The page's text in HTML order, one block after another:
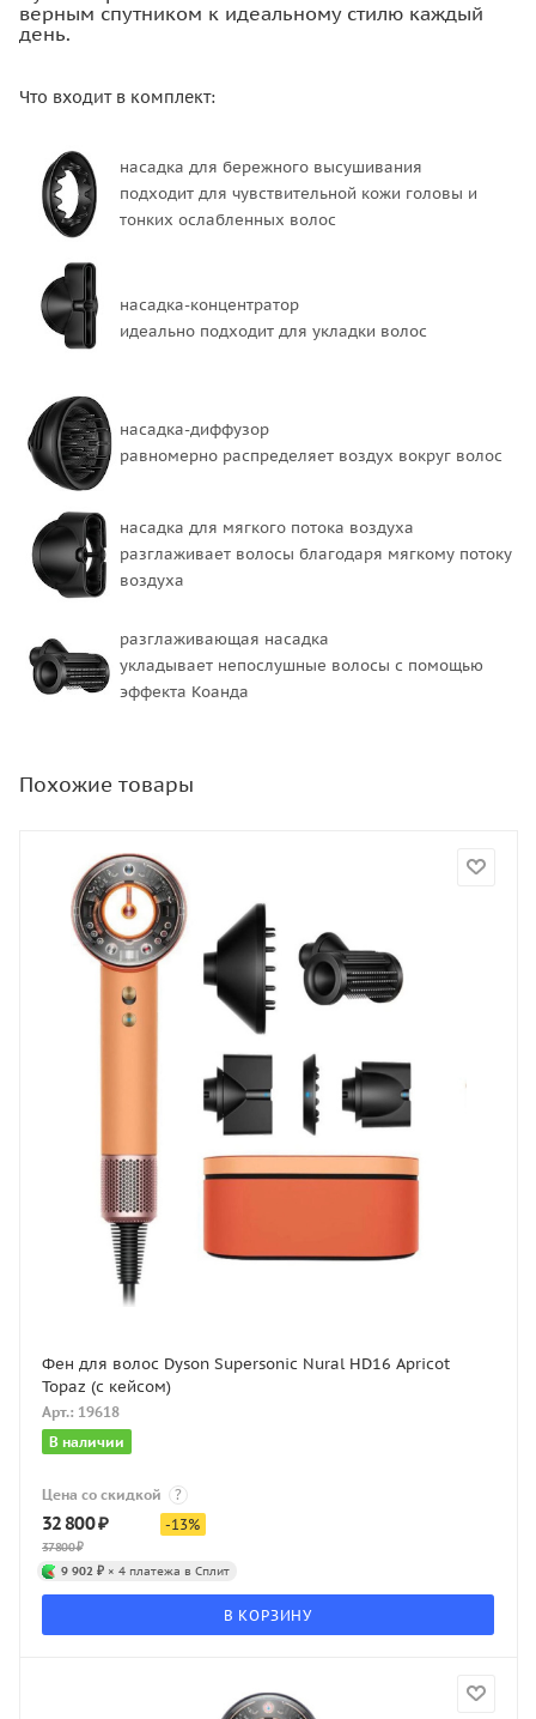
верным спутником к идеальному стилю каждый
день.
Что входит в комплект:
насадка для бережного высушивания
подходит для чувствительной кожи головы и
тонких ослабленных волос
насадка-концентратор
идеально подходит для укладки волос
насадка-диффузор
равномерно распределяет воздух вокруг волос
насадка для мягкого потока воздуха
разглаживает волосы благодаря мягкому потоку
воздуха
разглаживающая насадка
укладывает непослушные волосы с помощью
эффекта Коанда
Похожие товары
Фен для волос Dyson Supersonic Nural HD16 Apricot
Topaz (с кейсом)
Арт.: 19618
В наличии
Цена со скидкой ?
32 800₽
37 800₽
-13%
9 902 ₽ × 4 платежа в Сплит
В КОРЗИНУ